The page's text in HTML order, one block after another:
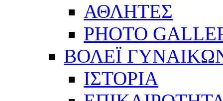
ΑΘΛΗΤΕΣ
PHOTO
ΒΟΛΕΪ
ΙΣΤΟΡΙΑ